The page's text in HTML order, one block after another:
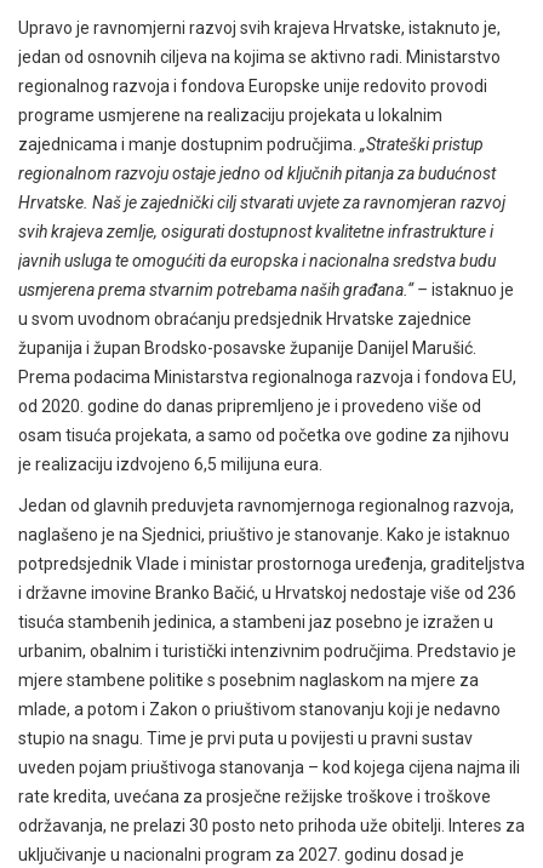
Upravo je ravnomjerni razvoj svih krajeva Hrvatske, istaknuto je,
jedan od osnovnih ciljeva na kojima se aktivno radi. Ministarstvo
regionalnog razvoja i fondova Europske unije redovito provodi
programe usmjerene na realizaciju projekata u lokalnim
zajednicama i manje dostupnim područjima. „Strateški pristup
regionalnom razvoju ostaje jedno od ključnih pitanja za budućnost
Hrvatske. Naš je zajednički cilj stvarati uvjete za ravnomjeran razvoj
svih krajeva zemlje, osigurati dostupnost kvalitetne infrastrukture i
javnih usluga te omogućiti da europska i nacionalna sredstva budu
usmjerena prema stvarnim potrebama naših građana.“ – istaknuo je
u svom uvodnom obraćanju predsjednik Hrvatske zajednice
županija i župan Brodsko-posavske županije Danijel Marušić.
Prema podacima Ministarstva regionalnoga razvoja i fondova EU,
od 2020. godine do danas pripremljeno je i provedeno više od
osam tisuća projekata, a samo od početka ove godine za njihovu
je realizaciju izdvojeno 6,5 milijuna eura.
Jedan od glavnih preduvjeta ravnomjernoga regionalnog razvoja,
naglašeno je na Sjednici, priuštivo je stanovanje. Kako je istaknuo
potpredsjednik Vlade i ministar prostornoga uređenja, graditeljstva
i državne imovine Branko Bačić, u Hrvatskoj nedostaje više od 236
tisuća stambenih jedinica, a stambeni jaz posebno je izražen u
urbanim, obalnim i turistički intenzivnim područjima. Predstavio je
mjere stambene politike s posebnim naglaskom na mjere za
mlade, a potom i Zakon o priuštivom stanovanju koji je nedavno
stupio na snagu. Time je prvi puta u povijesti u pravni sustav
uveden pojam priuštivoga stanovanja – kod kojega cijena najma ili
rate kredita, uvećana za prosječne režijske troškove i troškove
održavanja, ne prelazi 30 posto neto prihoda uže obitelji. Interes za
uključivanje u nacionalni program za 2027. godinu dosad je